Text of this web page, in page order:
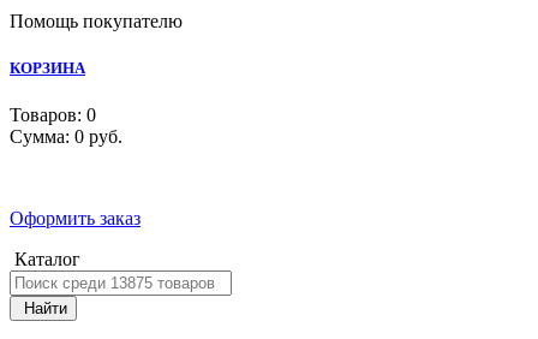
Помощь покупателю
КОРЗИНА
Товаров: 0
Сумма: 0 руб.
Оформить заказ
Каталог
Найти